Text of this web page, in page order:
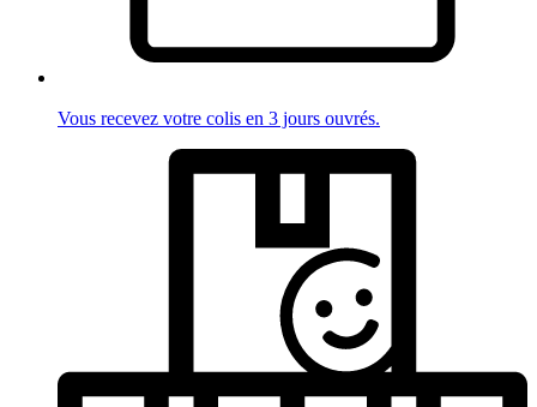
Vous recevez votre colis en 3 jours ouvrés.